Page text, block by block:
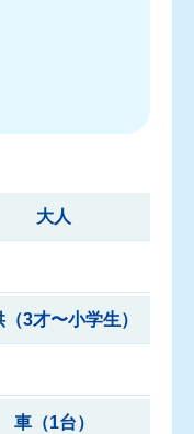
大人
3才〜小学生）
車（1台）